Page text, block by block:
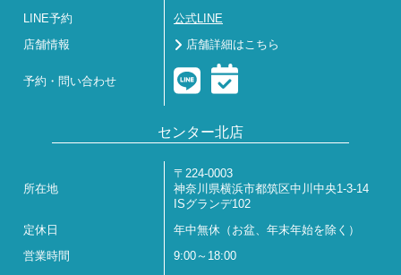
LINE予約 公式LINE
店舗情報 店舗詳細はこちら
予約・問い合わせ
センター北店
所在地
〒224-0003
神奈川県横浜市都筑区中川中央1-3-14
ISグランデ102
定休日 年中無休（お盆、年末年始を除く）
営業時間 9:00～18:00